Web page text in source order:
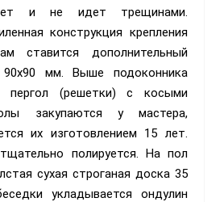
и не идет трещинами.
конструкция крепления
ставится дополнительный
90х90 мм. Выше подоконника
пергол (решетки) с косыми
закупаются у мастера,
их изготовлением 15 лет.
полируется. На пол
сухая строганая доска 35
укладывается ондулин